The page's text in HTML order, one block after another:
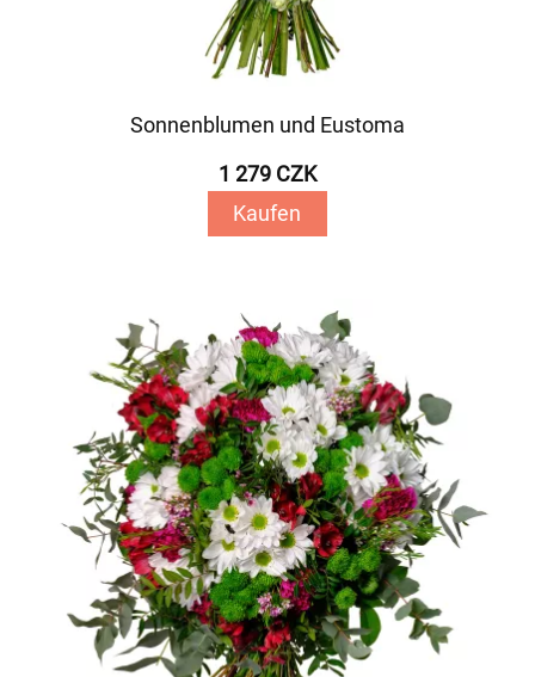
Sonnenblumen und Eustoma
1 279 CZK
Kaufen